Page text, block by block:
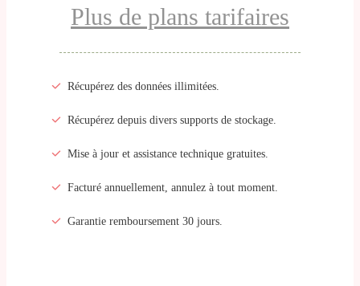
Plus de plans tarifaires
Récupérez des données illimitées.
Récupérez depuis divers supports de stockage.
Mise à jour et assistance technique gratuites.
Facturé annuellement, annulez à tout moment.
Garantie remboursement 30 jours.